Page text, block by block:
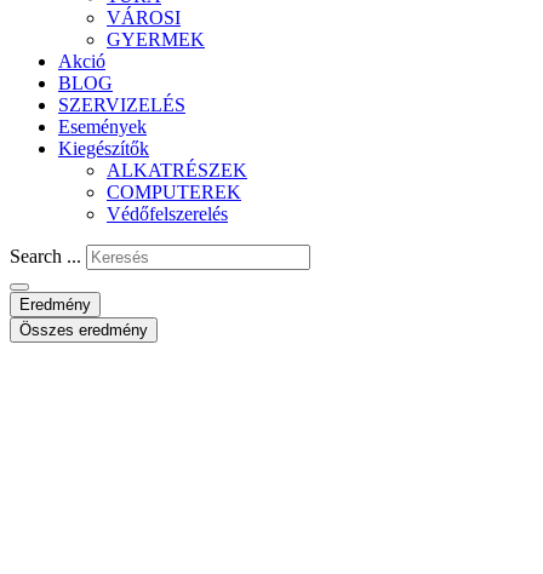
VÁROSI
GYERMEK
Akció
BLOG
SZERVIZELÉS
Események
Kiegészítők
ALKATRÉSZEK
COMPUTEREK
Védőfelszerelés
Search ...
Eredmény
Összes eredmény